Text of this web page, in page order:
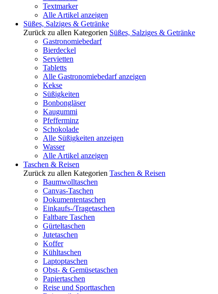
Textmarker
Alle Artikel anzeigen
Süßes, Salziges & Getränke
Zurück zu allen Kategorien Süßes, Salziges & Getränke
Gastronomiebedarf
Bierdeckel
Servietten
Tabletts
Alle Gastronomiebedarf anzeigen
Kekse
Süßigkeiten
Bonbongläser
Kaugummi
Pfefferminz
Schokolade
Alle Süßigkeiten anzeigen
Wasser
Alle Artikel anzeigen
Taschen & Reisen
Zurück zu allen Kategorien Taschen & Reisen
Baumwolltaschen
Canvas-Taschen
Dokumententaschen
Einkaufs-/Tragetaschen
Faltbare Taschen
Gürteltaschen
Jutetaschen
Koffer
Kühltaschen
Laptoptaschen
Obst- & Gemüsetaschen
Papiertaschen
Reise und Sporttaschen